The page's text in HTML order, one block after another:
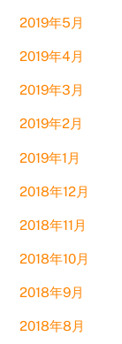
2019年5月
2019年4月
2019年3月
2019年2月
2019年1月
2018年12月
2018年11月
2018年10月
2018年9月
2018年8月